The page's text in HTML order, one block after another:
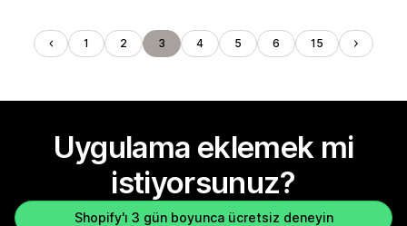
1 2 3 4 5 6 15
Uygulama eklemek mi
istiyorsunuz?
Shopify'ı 3 gün boyunca ücretsiz deneyin